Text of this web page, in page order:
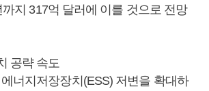
지 317억 달러에 이를 것으로 전망
공략 속도
너지저장장치(ESS) 저변을 확대하